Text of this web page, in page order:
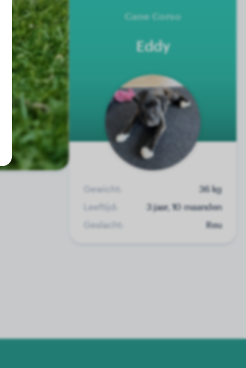
Cane Corso
Eddy
Gewicht:
36 kg
Leeftijd:
3 jaar, 10 maanden
Geslacht:
Reu